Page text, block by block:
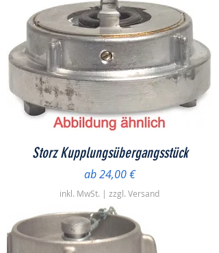
Storz Kupplungsübergangsstück
ab24,00 €
Sale-Preis
inkl. MwSt. | zzgl. Versand